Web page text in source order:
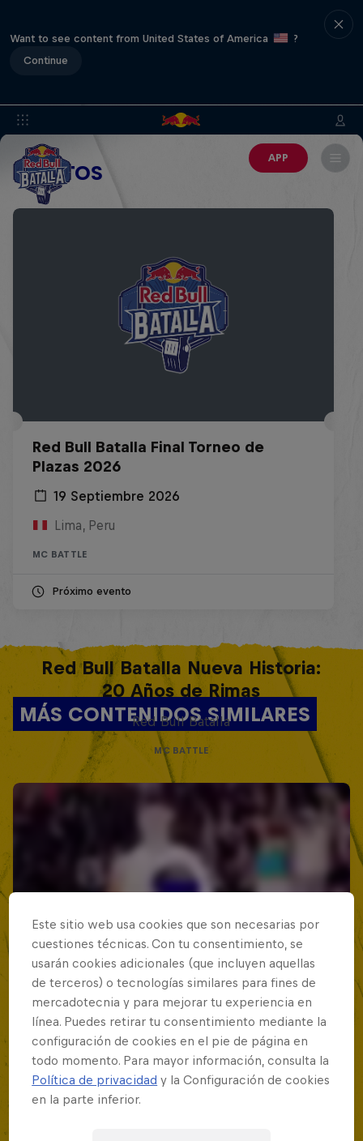
Want to see content from United States of America
?
Continue
APP
EVENTOS
Red Bull Batalla Final Torneo de
Plazas 2026
19 Septiembre 2026
Lima, Peru
MC BATTLE
Próximo evento
MÁS CONTENIDOS SIMILARES
Red Bull Batalla Nueva Historia:
20 Años de Rimas
Red Bull Batalla
MC BATTLE
Este sitio web usa cookies que son necesarias por
cuestiones técnicas. Con tu consentimiento, se
usarán cookies adicionales (que incluyen aquellas
de terceros) o tecnologías similares para fines de
mercadotecnia y para mejorar tu experiencia en
línea. Puedes retirar tu consentimiento mediante la
configuración de cookies en el pie de página en
todo momento. Para mayor información, consulta la
Política de privacidad y la Configuración de cookies
en la parte inferior.